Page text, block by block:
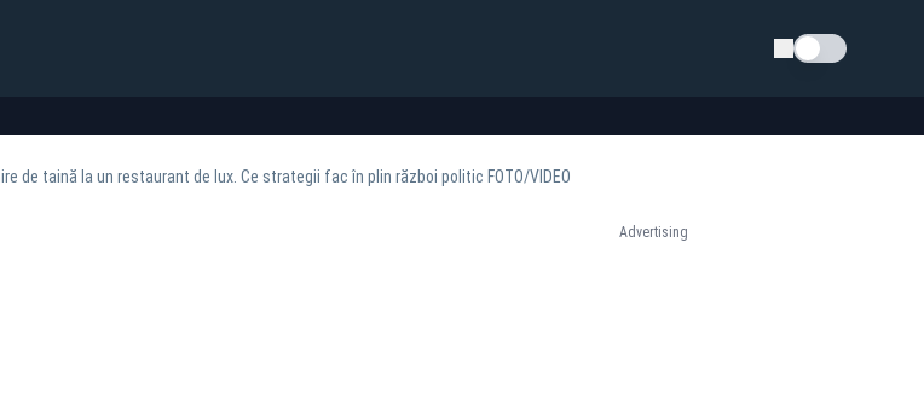
Schimba tema
de taină la un restaurant de lux. Ce strategii fac în plin război politic FOTO/VIDEO
Advertising